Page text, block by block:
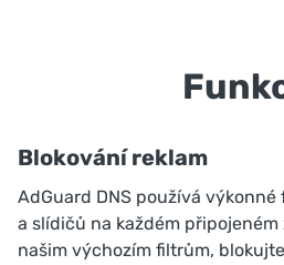
Blokování reklam
AdGuard DNS používá
a slídičů na každém
našim výchozím filtrům,